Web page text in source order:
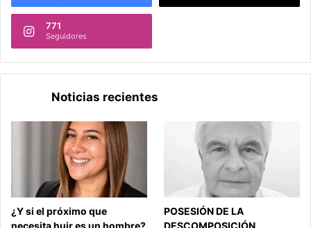
771
Seguidores
Noticias recientes
¿Y si el próximo que
POSESIÓN DE LA